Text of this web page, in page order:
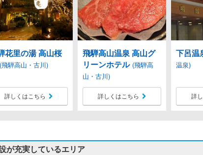
花里の湯 高山桜
(飛騨高山・古川)
詳しくはこちら
飛騨高山温泉 高山グ
リーンホテル (飛騨高
山・古川)
詳しくはこちら
下呂温
温泉)
詳
が充実しているエリア